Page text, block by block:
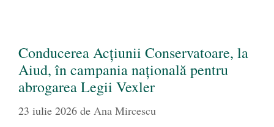
Conducerea Acțiunii Conservatoare, la
Aiud, în campania națională pentru
abrogarea Legii Vexler
23 iulie 2026 de Ana Mircescu